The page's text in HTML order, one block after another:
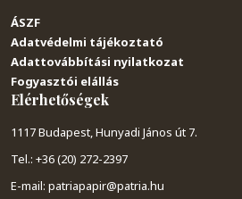
ÁSZF
Adatvédelmi tájékoztató
Adattovábbítási nyilatkozat
Fogyasztói elállás
Elérhetőségek
1117 Budapest, Hunyadi János út 7.
Tel.: +36 (20) 272-2397
E-mail: patriapapir@patria.hu